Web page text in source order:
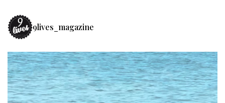
9lives_magazine